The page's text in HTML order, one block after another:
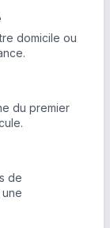
domicile ou
du premier
de